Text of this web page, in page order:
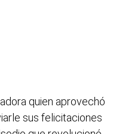
quien aprovechó
sus felicitaciones